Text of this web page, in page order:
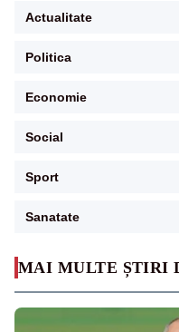
MAI MULTE ȘTIRI
Actualitate
Politica
Economie
Social
Sport
Sanatate